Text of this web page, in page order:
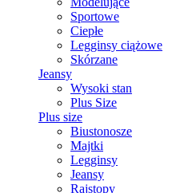
Sportowe
Ciepłe
Legginsy ciążowe
Skórzane
Jeansy
Wysoki stan
Plus Size
Plus size
Biustonosze
Majtki
Legginsy
Jeansy
Rajstopy